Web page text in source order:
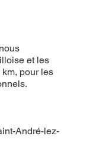
et les
pour les
André-lez-